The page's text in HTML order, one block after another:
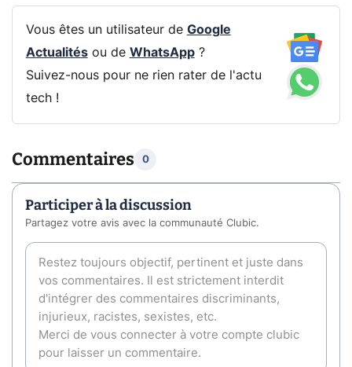
Vous êtes un utilisateur de Google
Actualitésou de WhatsApp?
Suivez-nous pour ne rien rater de l'actu
tech !
Commentaires 0
Participer à la discussion
Partagez votre avis avec la communauté Clubic.